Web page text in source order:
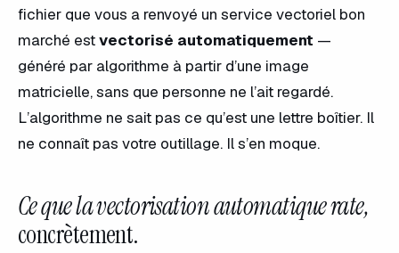
fichier que vous a renvoyé un service vectoriel bon
marché estvectorisé automatiquement —
généré par algorithme à partir d’une image
matricielle, sans que personne ne l’ait regardé.
L’algorithme ne sait pas ce qu’est une lettre boîtier. Il
ne connaît pas votre outillage. Il s’en moque.
Ce que la vectorisation automatique rate,
concrètement.